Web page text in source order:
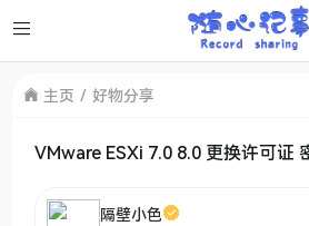
主页 好物分享
VMware ESXi 7.0 8.0 更换许可证
隔壁小色